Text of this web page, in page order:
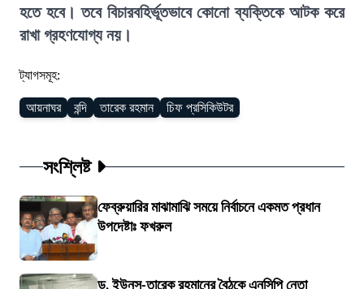
হতে হবে। তবে বিচারবহির্ভূতভাবে কোনো ব্যক্তিকে আটক করে
রাখা গ্রহণযোগ্য নয়।
ট্যাগসমূহ:
আয়নাঘর বন্দি তারেক রহমান চিফ প্রসিকিউটর
সংশ্লিষ্ট
ফেব্রুয়ারির মাঝামাঝি সময়ে নির্বাচনে একমত প্রধান
উপদেষ্টাঃ ফখরুল
ড. ইউনূস-তারেক রহমানের বৈঠকে এনসিপি নেতা